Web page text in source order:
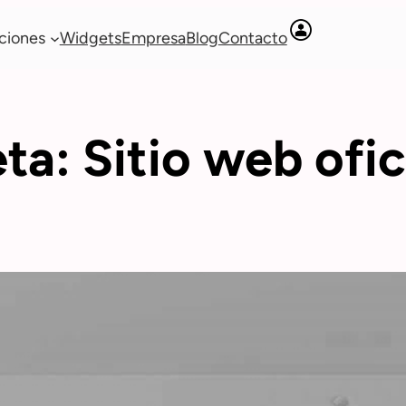
WidgetsEmpresaBlogContacto
Sitio web